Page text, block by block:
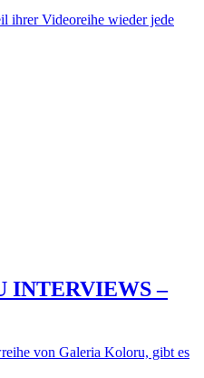
ihrer Videoreihe wieder jede
INTERVIEWS –
von Galeria Koloru, gibt es